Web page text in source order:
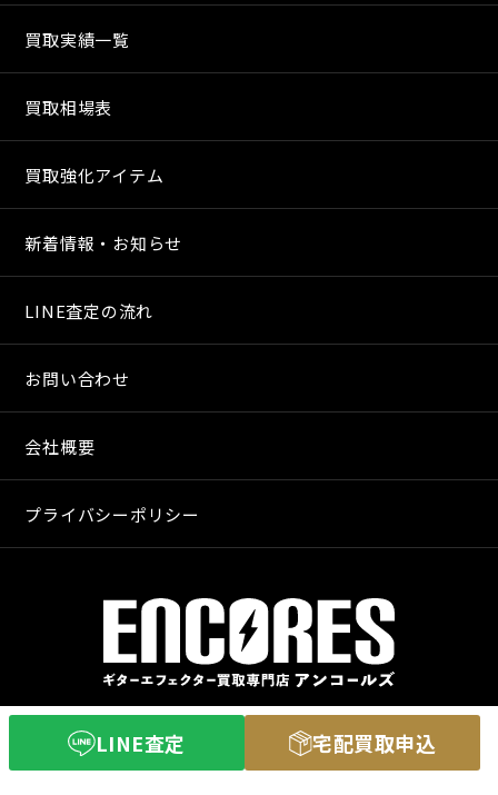
LINE査定 宅配買取申込
買取実績一覧
買取相場表
買取強化アイテム
新着情報・お知らせ
LINE査定の流れ
お問い合わせ
会社概要
プライバシーポリシー
〒640-8255
和歌山市和歌山市舟津町３丁目３
営業時間 11：00〜20：00